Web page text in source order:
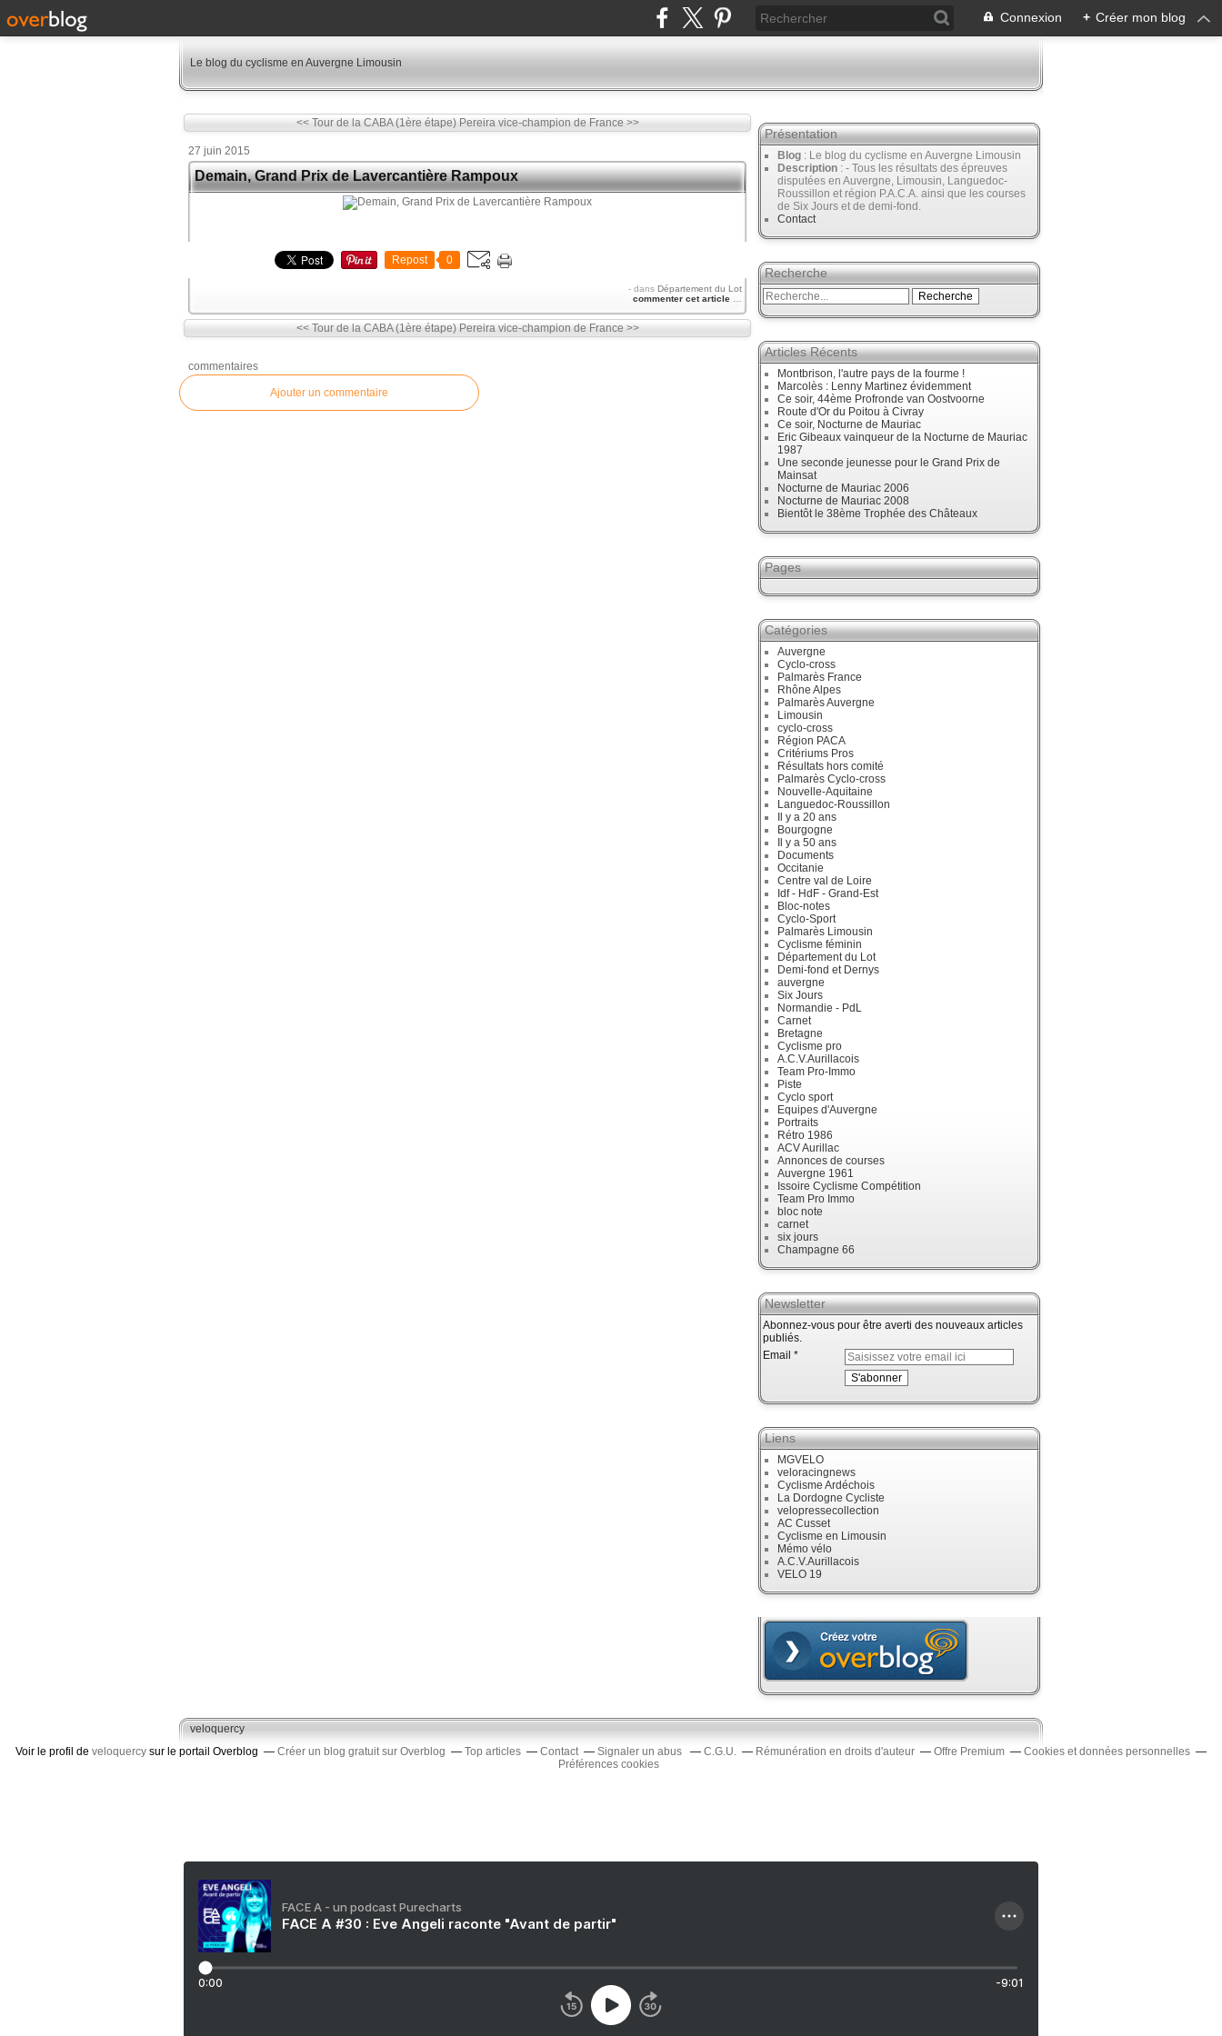
Connexion + Créer mon blog
Le blog du cyclisme en Auvergne Limousin
<< Tour de la CABA (1ère étape) Pereira vice-champion de France >>
27 juin 2015
Demain, Grand Prix de Lavercantière Rampoux
Repost 0
- dans Département du Lot
commenter cet article
<< Tour de la CABA (1ère étape) Pereira vice-champion de France >>
commentaires
Ajouter un commentaire
Présentation
Blog : Le blog du cyclisme en Auvergne Limousin
Description : - Tous les résultats des épreuves
disputées en Auvergne, Limousin, Languedoc-
Roussillon et région P.A.C.A. ainsi que les courses
de Six Jours et de demi-fond.
Contact
Recherche
Articles Récents
Montbrison, l'autre pays de la fourme !
Marcolès : Lenny Martinez évidemment
Ce soir, 44ème Profronde van Oostvoorne
Route d'Or du Poitou à Civray
Ce soir, Nocturne de Mauriac
Eric Gibeaux vainqueur de la Nocturne de Mauriac
1987
Une seconde jeunesse pour le Grand Prix de
Mainsat
Nocturne de Mauriac 2006
Nocturne de Mauriac 2008
Bientôt le 38ème Trophée des Châteaux
Pages
Catégories
Auvergne
Cyclo-cross
Palmarès France
Rhône Alpes
Palmarès Auvergne
Limousin
cyclo-cross
Région PACA
Critériums Pros
Résultats hors comité
Palmarès Cyclo-cross
Nouvelle-Aquitaine
Languedoc-Roussillon
Il y a 20 ans
Bourgogne
Il y a 50 ans
Documents
Occitanie
Centre val de Loire
Idf - HdF - Grand-Est
Bloc-notes
Cyclo-Sport
Palmarès Limousin
Cyclisme féminin
Département du Lot
Demi-fond et Dernys
auvergne
Six Jours
Normandie - PdL
Carnet
Bretagne
Cyclisme pro
A.C.V.Aurillacois
Team Pro-Immo
Piste
Cyclo sport
Equipes d'Auvergne
Portraits
Rétro 1986
ACV Aurillac
Annonces de courses
Auvergne 1961
Issoire Cyclisme Compétition
Team Pro Immo
bloc note
carnet
six jours
Champagne 66
Newsletter
Abonnez-vous pour être averti des nouveaux articles
publiés.
Email
Liens
MGVELO
veloracingnews
Cyclisme Ardéchois
La Dordogne Cycliste
velopressecollection
AC Cusset
Cyclisme en Limousin
Mémo vélo
A.C.V.Aurillacois
VELO 19
veloquercy
Voir le profil de veloquercy sur le portail Overblog Créer un blog gratuit sur Overblog Top articles Contact Signaler un abus C.G.U. Rémunération en droits d'auteur Offre Premium
Cookies et données personnelles
Préférences cookies
FACE A - un podcast Purecharts
FACE A #30 : Eve Angeli raconte "Avant de partir"
0:00 -9:01